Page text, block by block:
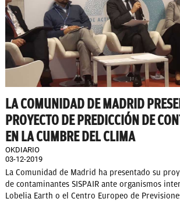
LA COMUNIDAD DE MADRID
PROYECTO DE PREDICCIÓN DE
EN LA CUMBRE DEL CLIMA
OKDIARIO
03-12-2019
La Comunidad de Madrid ha presentado su
de contaminantes SISPAIR ante organismos
Lobelia Earth o el Centro Europeo de